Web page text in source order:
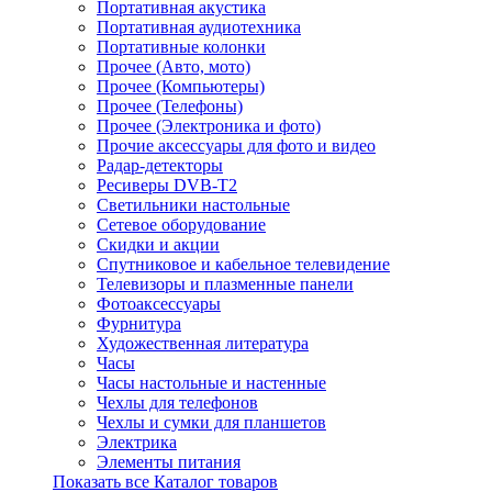
Портативная акустика
Портативная аудиотехника
Портативные колонки
Прочее (Авто, мото)
Прочее (Компьютеры)
Прочее (Телефоны)
Прочее (Электроника и фото)
Прочие аксессуары для фото и видео
Радар-детекторы
Ресиверы DVB-T2
Светильники настольные
Сетевое оборудование
Скидки и акции
Спутниковое и кабельное телевидение
Телевизоры и плазменные панели
Фотоаксессуары
Фурнитура
Художественная литература
Часы
Часы настольные и настенные
Чехлы для телефонов
Чехлы и сумки для планшетов
Электрика
Элементы питания
Показать все Каталог товаров